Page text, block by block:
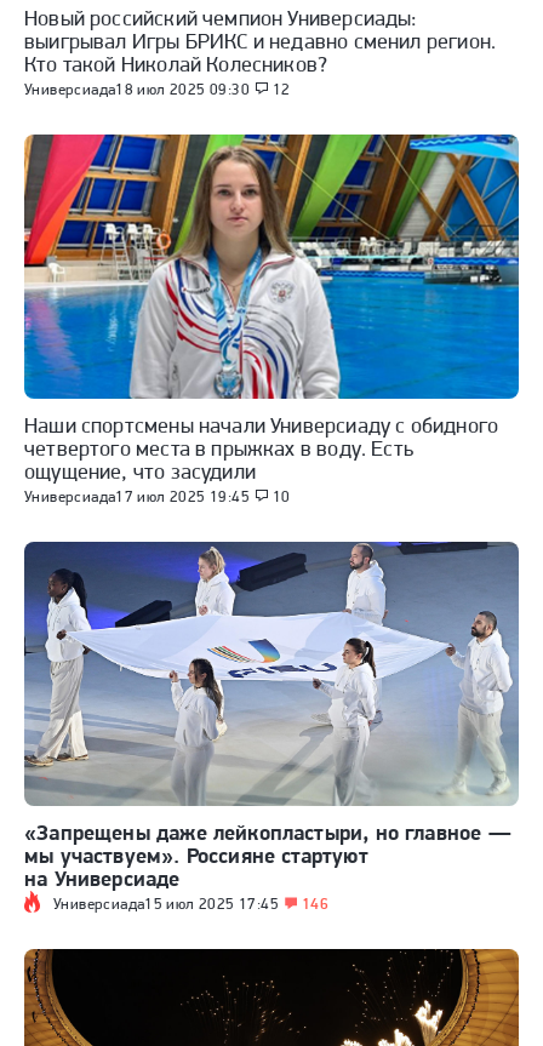
Универсиада18 июл 2025 09:30 12
Новый российский чемпион Универсиады:
выигрывал Игры БРИКС и недавно сменил регион.
Кто такой Николай Колесников?
Универсиада17 июл 2025 19:45 10
Наши спортсмены начали Универсиаду с обидного
четвертого места в прыжках в воду. Есть
ощущение, что засудили
Универсиада15 июл 2025 17:45 146
«Запрещены даже лейкопластыри, но главное —
мы участвуем». Россияне стартуют
на Универсиаде